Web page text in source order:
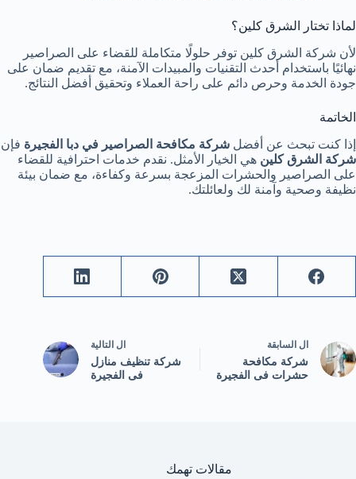
لماذا تختار الشرق كلين؟
لأن شركة الشرق كلين توفر حلولًا متكاملة للقضاء على الصراصير
نهائيًا باستخدام أحدث التقنيات والمبيدات الآمنة، مع تقديم ضمان على
جودة الخدمة وحرص دائم على راحة العملاء وتحقيق أفضل النتائج.
الخاتمة
إذا كنت تبحث عن أفضل شركة مكافحة الصراصير في دبا الفجيرة فإن
شركة الشرق كلين هي الخيار الأمثل. نقدم خدمات احترافية للقضاء
على الصراصير والحشرات المزعجة بسرعة وكفاءة، مع ضمان بيئة
نظيفة وصحية وآمنة لك ولعائلتك.
ال السابقة
شركة مكافحة
حشرات فى الفجيرة
ال التالية
شركة تنظيف منازل
فى الفجيرة
مقالات تهمك